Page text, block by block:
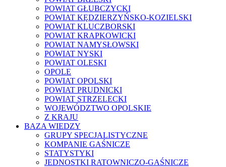
POWIAT GŁUBCZYCKI
POWIAT KĘDZIERZYŃSKO-KOZIELSKI
POWIAT KLUCZBORSKI
POWIAT KRAPKOWICKI
POWIAT NAMYSŁOWSKI
POWIAT NYSKI
POWIAT OLESKI
OPOLE
POWIAT OPOLSKI
POWIAT PRUDNICKI
POWIAT STRZELECKI
WOJEWÓDZTWO OPOLSKIE
Z KRAJU
BAZA WIEDZY
GRUPY SPECJALISTYCZNE
KOMPANIE GAŚNICZE
STATYSTYKI
JEDNOSTKI RATOWNICZO-GAŚNICZE